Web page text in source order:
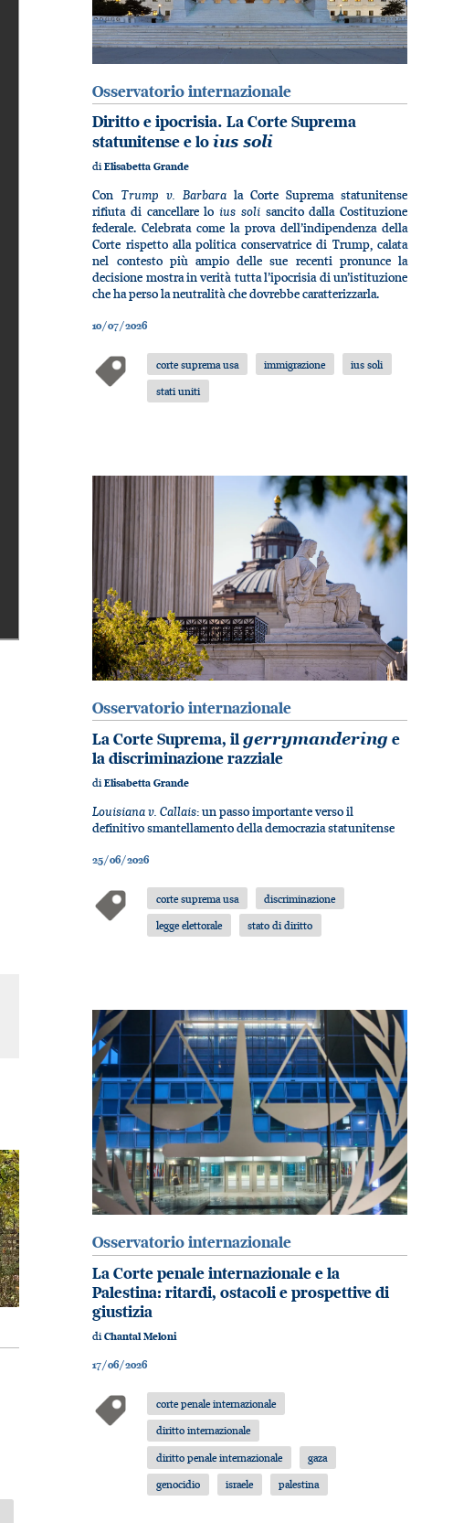
Osservatorio internazionale
Diritto e ipocrisia. La Corte Suprema
statunitense e loius soli
diElisabetta Grande
Con Trump v. Barbara la Corte Suprema statunitense
rifiuta di cancellare loius soli sancito dalla Costituzione
federale. Celebrata come la prova dell’indipendenza della
Corte rispetto alla politica conservatrice di Trump, calata
nel contesto più ampio delle sue recenti pronunce la
decisione mostra in verità tutta l’ipocrisia di un’istituzione
che ha perso la neutralità che dovrebbe caratterizzarla.
10/07/2026
corte suprema usa immigrazione
ius soli
stati uniti
Osservatorio internazionale
La Corte Suprema, ilgerrymandering e
la discriminazione razziale
diElisabetta Grande
Louisiana v. Callais: un passo importante verso il
definitivo smantellamento della democrazia statunitense
25/06/2026
corte suprema usa
discriminazione
legge elettorale
stato di diritto
Osservatorio internazionale
La Corte penale internazionale e la
Palestina: ritardi, ostacoli e prospettive di
giustizia
diChantal Meloni
17/06/2026
corte penale internazionale
diritto internazionale
diritto penale internazionale
gaza
genocidio
israele palestina